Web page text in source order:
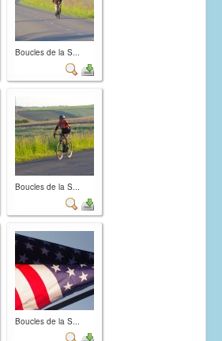
Boucles de la S...
Boucles de la S...
Boucles de la S...